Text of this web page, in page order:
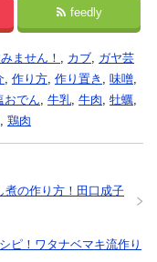
feedly
ません！ , カブ, ガヤ芸
, 作り方, 作り置き , 味噌,
おでん, 牛乳, 牛肉, 牡蠣,
, 鶏肉
煮の作り方！田口成子
ピ！ワタナベマキ流作り